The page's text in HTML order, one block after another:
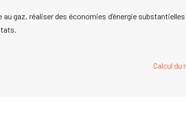
gaz, réaliser des économies d’énergie
Calcul du